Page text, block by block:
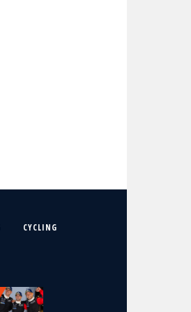
CYCLING